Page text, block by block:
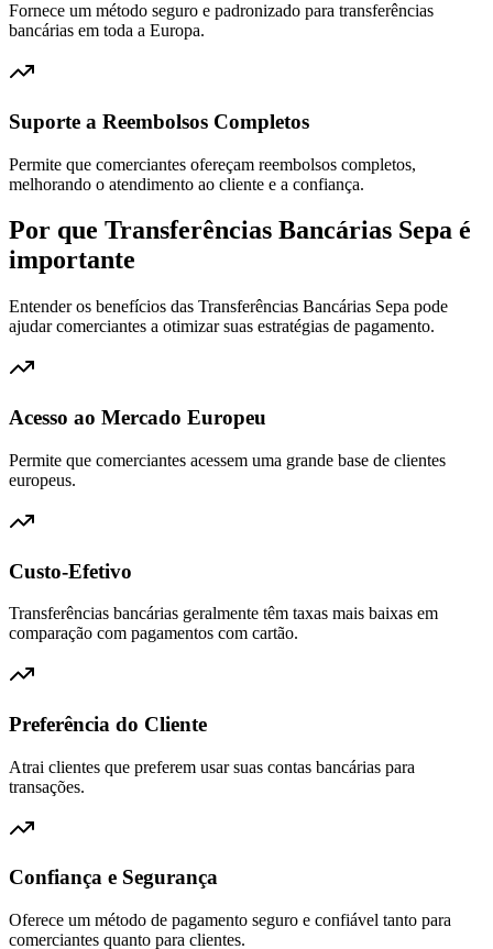
Fornece um método seguro e padronizado para transferências
bancárias em toda a Europa.
Suporte a Reembolsos Completos
Permite que comerciantes ofereçam reembolsos completos,
melhorando o atendimento ao cliente e a confiança.
Por que Transferências Bancárias Sepa é
importante
Entender os benefícios das Transferências Bancárias Sepa pode
ajudar comerciantes a otimizar suas estratégias de pagamento.
Acesso ao Mercado Europeu
Permite que comerciantes acessem uma grande base de clientes
europeus.
Custo-Efetivo
Transferências bancárias geralmente têm taxas mais baixas em
comparação com pagamentos com cartão.
Preferência do Cliente
Atrai clientes que preferem usar suas contas bancárias para
transações.
Confiança e Segurança
Oferece um método de pagamento seguro e confiável tanto para
comerciantes quanto para clientes.